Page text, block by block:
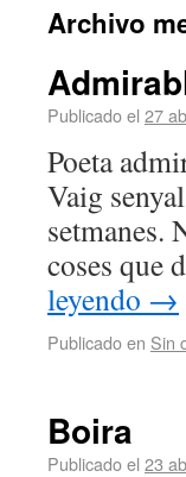
Archivo
Publicado el 27
Poeta
Vaig
setmanes.
coses que
leyendo →
Publicado en Sin
Boira
Publicado el 23